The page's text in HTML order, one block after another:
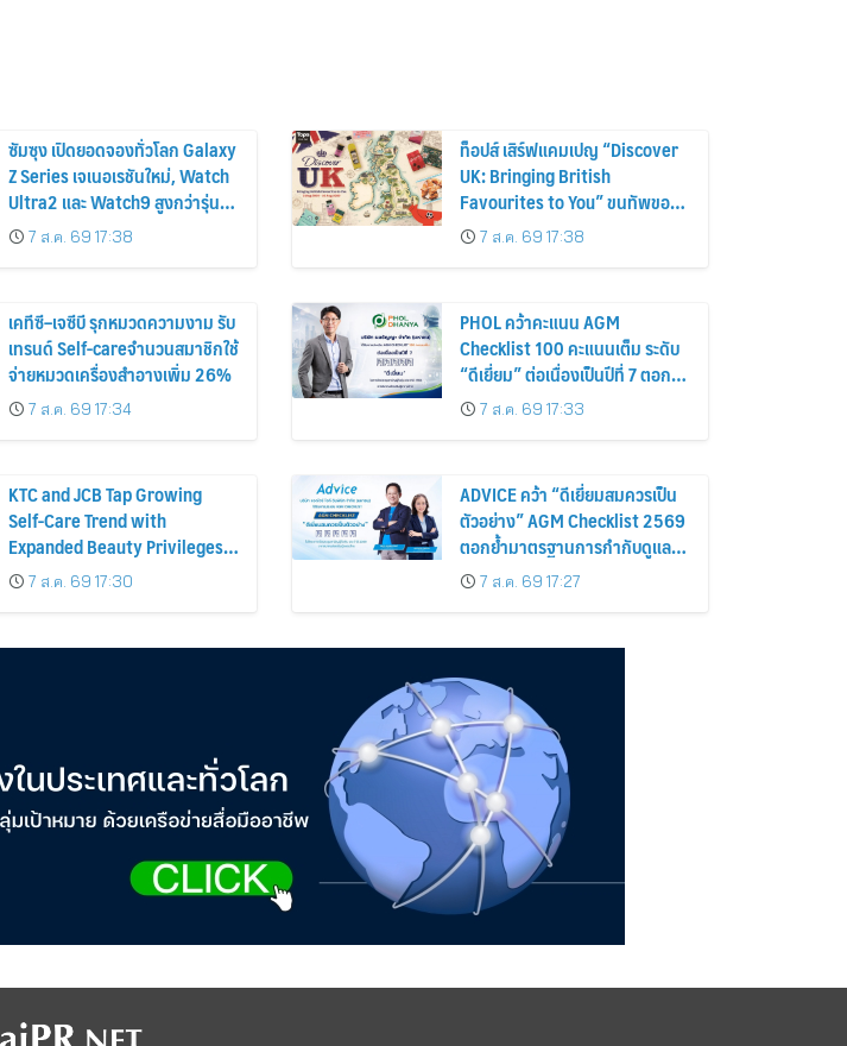
ซัมซุง เปิดยอดจองทั่วโลก Galaxy
Z Series เจเนอเรชันใหม่, Watch
Ultra2 และ Watch9 สูงกว่ารุ่น
ก่อนหน้ากว่า 30%
7 ส.ค. 69 17:38
ท็อปส์ เสิร์ฟแคมเปญ “Discover
UK: Bringing British
Favourites to You” ขนทัพของ
อร่อยและไอเท็มฮิตจากสหราช
อาณาจักร ส่งตรงถึงมือตั้งแต่วัน
7 ส.ค. 69 17:38
เคทีซี–เจซีบี รุกหมวดความงาม รับ
เทรนด์ Self-careจำนวนสมาชิกใช้
จ่ายหมวดเครื่องสำอางเพิ่ม 26%
7 ส.ค. 69 17:34
PHOL คว้าคะแนน AGM
Checklist 100 คะแนนเต็ม ระดับ
“ดีเยี่ยม” ต่อเนื่องเป็นปีที่ 7 ตอกย้ำ
การดำเนินธุรกิจตามหลักธรรมาภิ
บาล โปร่งใส สร้างความเชื่อมั่นผู้
7 ส.ค. 69 17:33
KTC and JCB Tap Growing
Self-Care Trend with
Expanded Beauty Privileges
Number of KTC JCB
Cardmembers Spending on
7 ส.ค. 69 17:30
ADVICE คว้า “ดีเยี่ยมสมควรเป็น
ตัวอย่าง” AGM Checklist 2569
ตอกย้ำมาตรฐานการกำกับดูแล
กิจการที่ดี
7 ส.ค. 69 17:27